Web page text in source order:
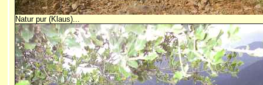
Natur pur (Klaus)...